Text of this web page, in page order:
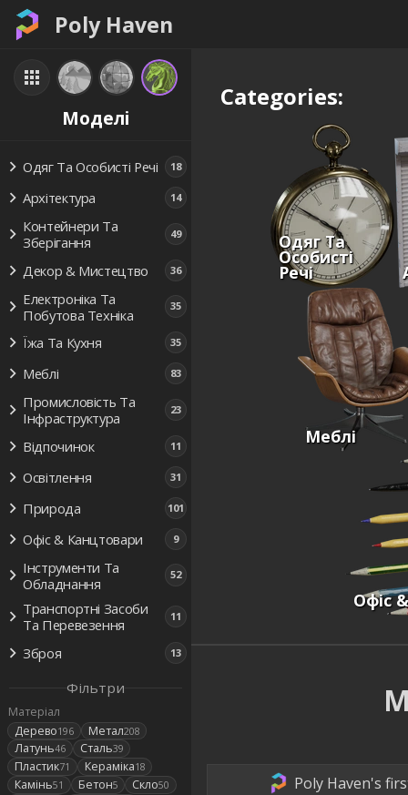
Poly Haven
Моделі
Одяг Та Особисті Речі 18
Архітектура 14
Контейнери Та
Зберігання
49
Декор & Мистецтво 36
Електроніка Та
Побутова Техніка
35
Їжа Та Кухня 35
Меблі 83
Промисловість Та
Інфраструктура
23
Відпочинок 11
Освітлення 31
Природа 101
Офіс & Канцтовари 9
Інструменти Та
Обладнання
52
Транспортні Засоби
Та Перевезення
11
Зброя 13
Фільтри
Матеріал
Дерево196 Метал208
Латунь46 Сталь39
Пластик71 Кераміка18
Камінь51 Бетон5 Скло50
Categories:
Одяг Та
Особисті
Речі
Меблі
Офіс
Poly Haven's